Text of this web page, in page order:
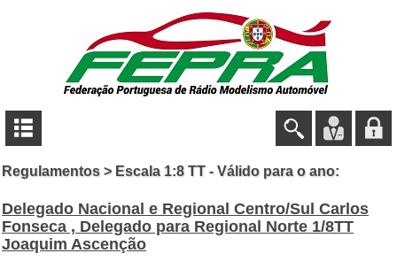
Regulamentos > Escala 1:8 TT - Válido para o ano:
Delegado Nacional e Regional Centro/Sul Carlos
Fonseca , Delegado para Regional Norte 1/8TT
Joaquim Ascenção